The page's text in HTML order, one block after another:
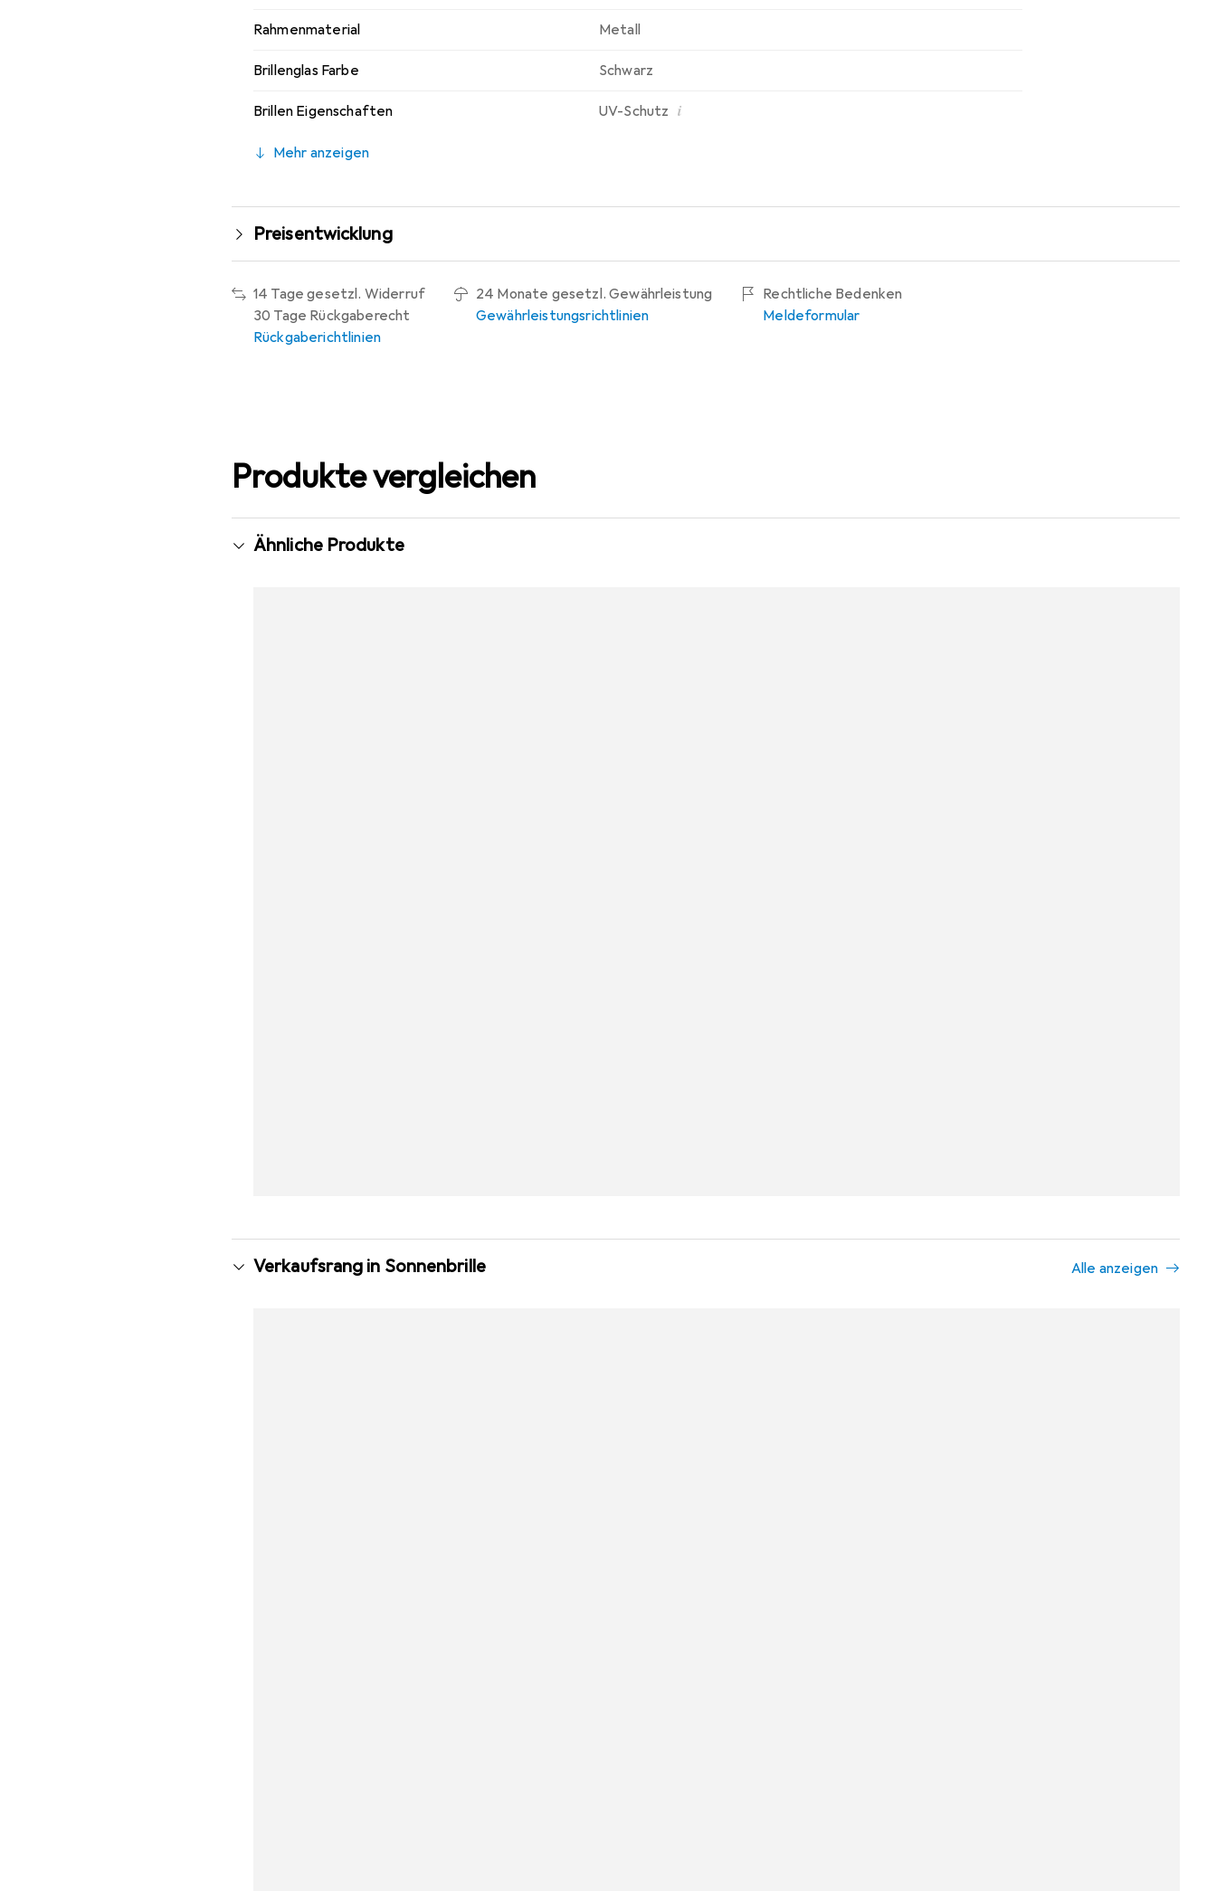
Rahmenmaterial Metall
Brillenglas Farbe Schwarz
Brillen Eigenschaften UV-Schutz i
Mehr anzeigen
Preisentwicklung
14 Tage gesetzl. Widerruf
30 Tage Rückgaberecht
Rückgaberichtlinien
24 Monate gesetzl. Gewährleistung
Gewährleistungsrichtlinien
Rechtliche Bedenken
Meldeformular
Produkte vergleichen
Ähnliche Produkte
Verkaufsrang in Sonnenbrille Alle anzeigen